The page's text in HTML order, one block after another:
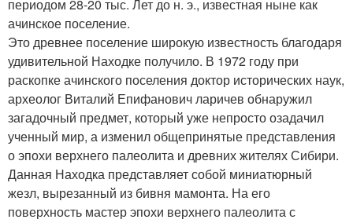
периодом 28-20 тыс. Лет до н. э., известная ныне как
ачинское поселение.
Это древнее поселение широкую известность благодаря
удивительной Находке получило. В 1972 году при
раскопке ачинского поселения доктор исторических наук,
археолог Виталий Епифанович ларичев обнаружил
загадочный предмет, который уже непросто озадачил
ученный мир, а изменил общепринятые представления
о эпохи верхнего палеолита и древних жителях Сибири.
Данная Находка представляет собой миниатюрный
жезл, вырезанный из бивня мамонта. На его
поверхность мастер эпохи верхнего палеолита с